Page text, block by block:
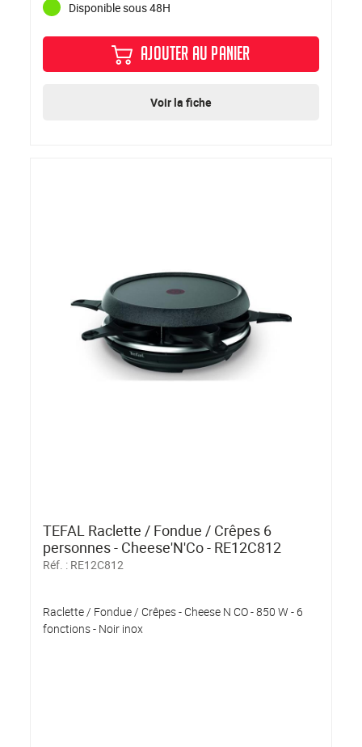
Disponible sous 48H
AJOUTER AU PANIER
Voir la fiche
TEFAL Raclette / Fondue / Crêpes 6
personnes - Cheese'N'Co - RE12C812
Réf. : RE12C812
Raclette / Fondue / Crêpes - Cheese N CO - 850 W - 6
fonctions - Noir inox